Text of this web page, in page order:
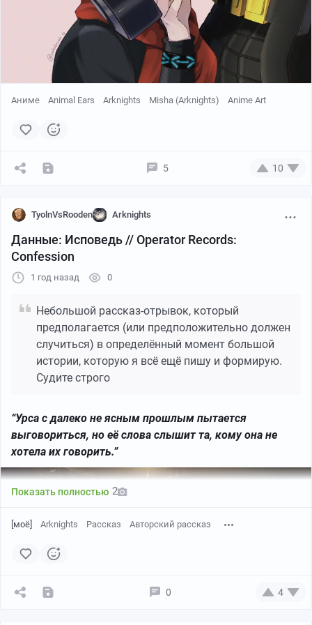
на все броски Мудрости(Внимательность) и
Интеллекта(Расследование).
Оформите премиумную подписку на этот рекламный
щит прямо сейчас и вы получите второй совершенно
бесплатно!
Аниме Animal Ears Arknights Misha (Arknights) Anime Art
5 10
TyolnVsRooden Arknights
Данные: Исповедь // Operator Records:
Confession
1 год назад 0
Небольшой рассказ-отрывок, который
предполагается (или предположительно должен
случиться) в определённый момент большой
истории, которую я всё ещё пишу и формирую.
Судите строго
“Урса с далеко не ясным прошлым пытается
выговориться, но её слова слышит та, кому она не
хотела их говорить.”
Показать полностью 2
[моё] Arknights Рассказ Авторский рассказ
0 4